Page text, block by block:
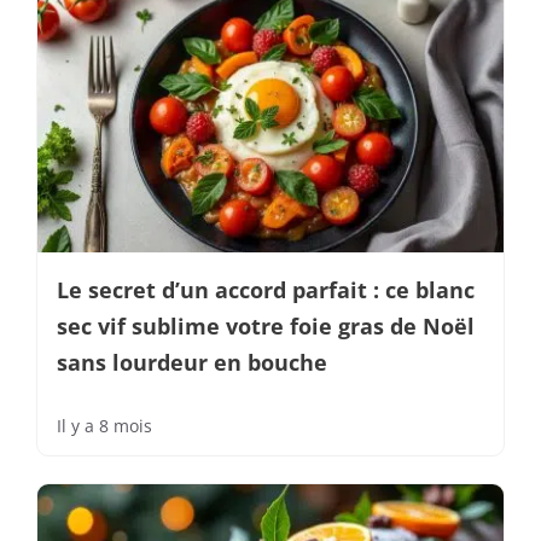
Le secret d’un accord parfait : ce blanc
sec vif sublime votre foie gras de Noël
sans lourdeur en bouche
Il y a 8 mois